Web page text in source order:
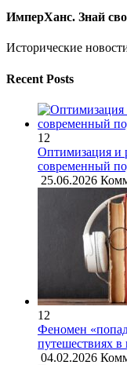
ИмперХанс. Знай
Исторические
Recent Posts
12
Оптимизация и
современный
25.06.2026
12
Феномен
путешествиях
04.02.2026